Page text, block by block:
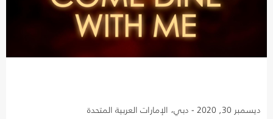
ديسمبر 30, 2020 - دبي، الإمارات العربية المتحدة